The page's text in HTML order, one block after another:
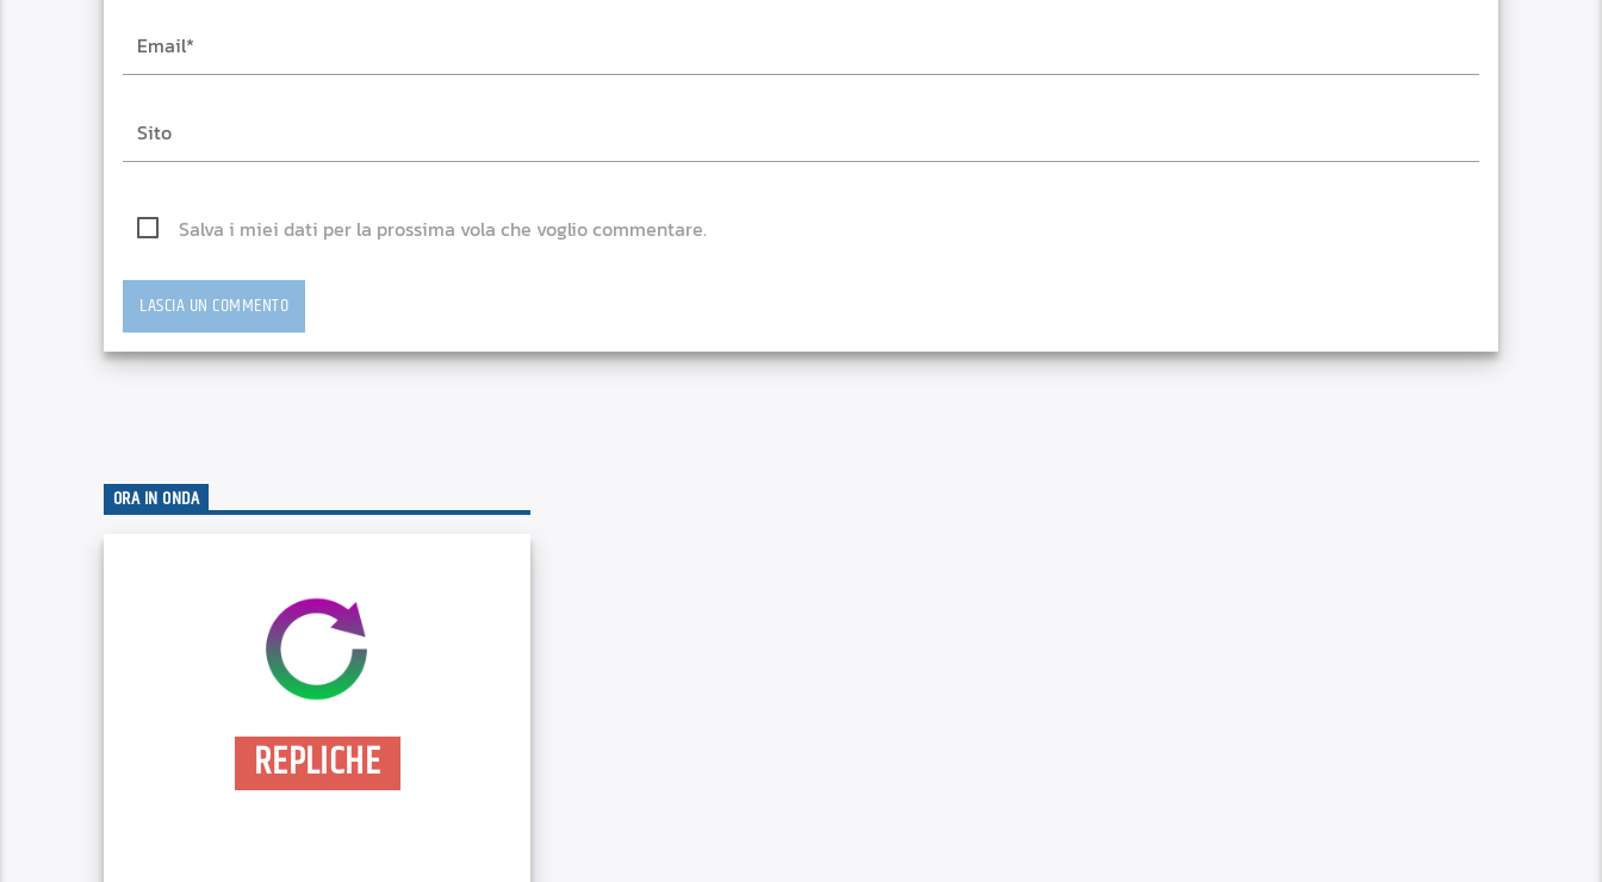
Salva i miei dati per la prossima vola che voglio commentare.
ORA IN ONDA
REPLICHE